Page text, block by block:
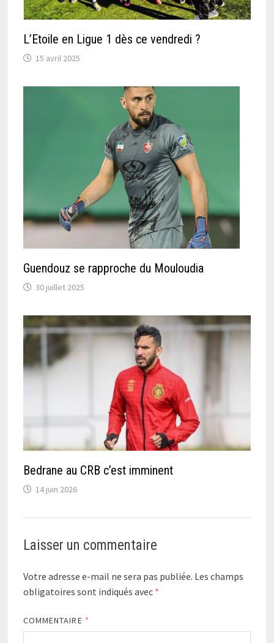
L’Etoile en Ligue 1 dès ce vendredi ?
15 avril 2025
Guendouz se rapproche du Mouloudia
30 juillet 2025
Bedrane au CRB c’est imminent
14 juin 2026
Laisser un commentaire
Votre adresse e-mail ne sera pas publiée. Les champs
obligatoires sont indiqués avec *
COMMENTAIRE *